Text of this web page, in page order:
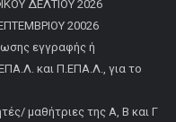
ΔΕΛΤΙΟΥ 2026
20026
εγγραφής ή
και Π.ΕΠΑ.Λ., για το
μαθήτριες της Α, Β και Γ